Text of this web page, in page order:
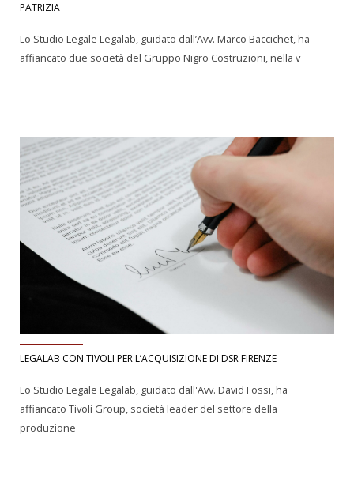
PATRIZIA
Lo Studio Legale Legalab, guidato dall’Avv. Marco Baccichet, ha
affiancato due società del Gruppo Nigro Costruzioni, nella v
LEGALAB CON TIVOLI PER L’ACQUISIZIONE DI DSR FIRENZE
Lo Studio Legale Legalab, guidato dall'Avv. David Fossi, ha
affiancato Tivoli Group, società leader del settore della
produzione